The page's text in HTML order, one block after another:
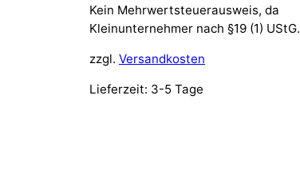
Kein Mehrwertsteuerausweis, da
Kleinunternehmer nach §19 (1) UStG.
zzgl. Versandkosten
Lieferzeit: 3-5 Tage